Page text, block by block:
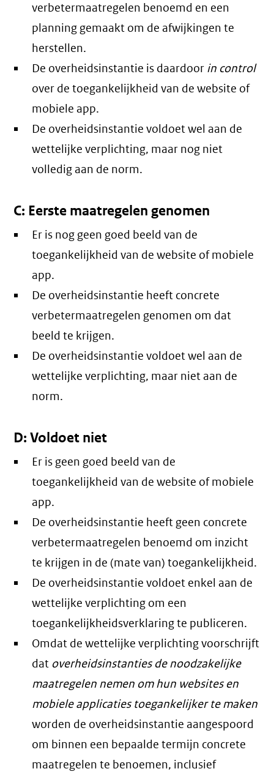
verbetermaatregelen benoemd en een
planning gemaakt om de afwijkingen te
herstellen.
De overheidsinstantie is daardoor in control
over de toegankelijkheid van de website of
mobiele app.
De overheidsinstantie voldoet wel aan de
wettelijke verplichting, maar nog niet
volledig aan de norm.
C: Eerste maatregelen genomen
Er is nog geen goed beeld van de
toegankelijkheid van de website of mobiele
app.
De overheidsinstantie heeft concrete
verbetermaatregelen genomen om dat
beeld te krijgen.
De overheidsinstantie voldoet wel aan de
wettelijke verplichting, maar niet aan de
norm.
D: Voldoet niet
Er is geen goed beeld van de
toegankelijkheid van de website of mobiele
app.
De overheidsinstantie heeft geen concrete
verbetermaatregelen benoemd om inzicht
te krijgen in de (mate van) toegankelijkheid.
De overheidsinstantie voldoet enkel aan de
wettelijke verplichting om een
toegankelijkheidsverklaring te publiceren.
Omdat de wettelijke verplichting voorschrijft
dat overheidsinstanties de noodzakelijke
maatregelen nemen om hun websites en
mobiele applicaties toegankelijker te maken
worden de overheidsinstantie aangespoord
om binnen een bepaalde termijn concrete
maatregelen te benoemen, inclusief